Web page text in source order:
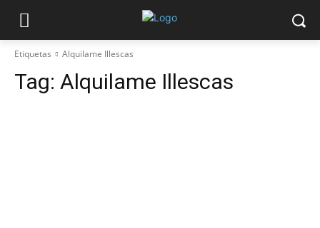
Etiquetas Alquilame Illescas
Tag: Alquilame Illescas